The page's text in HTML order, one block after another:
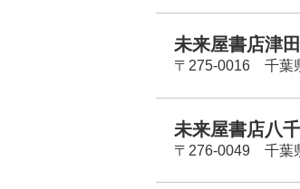
未来屋書店津
〒275-0016 千葉
未来屋書店八
〒276-0049 千葉